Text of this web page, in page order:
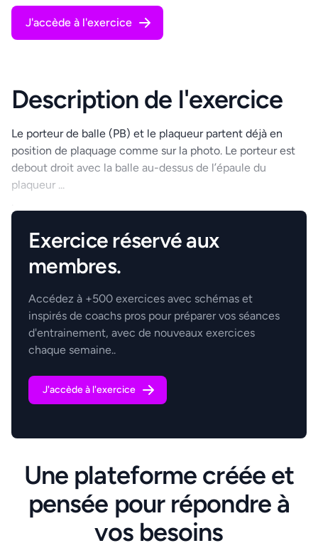
J'accède à l'exercice
Description de l'exercice
Le porteur de balle (PB) et le plaqueur partent déjà en
position de plaquage comme sur la photo. Le porteur est
debout droit avec la balle au-dessus de l’épaule du
plaqueur ...
Exercice réservé aux
membres.
Accédez à +500 exercices avec schémas et
inspirés de coachs pros pour préparer vos séances
d'entrainement, avec de nouveaux exercices
chaque semaine..
J'accède à l'exercice
Une plateforme créée et
pensée pour répondre à
vos besoins